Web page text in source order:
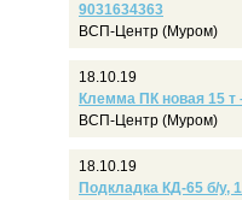
9031634363
ВСП-Центр (Муром)
18.10.19
Клемма ПК новая 15 т
ВСП-Центр (Муром)
18.10.19
Подкладка КД-65 б/у,